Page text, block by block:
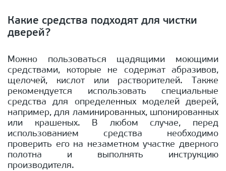
Какие средства подходят для чистки
дверей?
Можно пользоваться щадящими моющими
средствами, которые не содержат абразивов,
щелочей, кислот или растворителей. Также
рекомендуется использовать специальные
средства для определенных моделей дверей,
например, для ламинированных, шпонированных
или крашеных. В любом случае, перед
использованием средства необходимо
проверить его на незаметном участке дверного
полотна и выполнять инструкцию
производителя.